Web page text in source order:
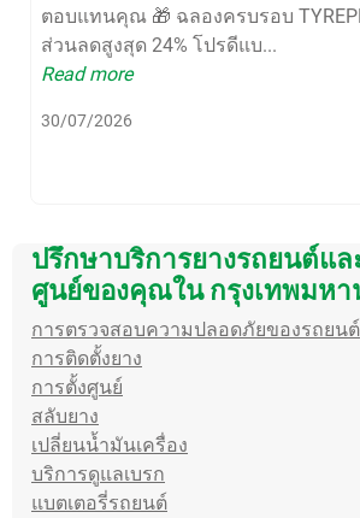
ตอบแทนคุณ 🎁 ฉลองครบรอบ
ส่วนลดสูงสุด 24% โปรดีแบ...
Read more
30/07/2026
ปรึกษาบริการยางรถยนต์แ
ศูนย์ของคุณใน กรุงเทพมหา
การตรวจสอบความปลอดภัยของรถยนต์
การติดตั้งยาง
การตั้งศูนย์
สลับยาง
เปลี่ยนน้ำมันเครื่อง
บริการดูแลเบรก
แบตเตอรี่รถยนต์